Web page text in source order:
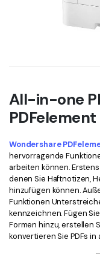
All-in-one
PDFelement
Wondershare
hervorragende
arbeiten können.
denen Sie Haftnotizen,
hinzufügen können.
Funktionen
kennzeichnen. Fügen
Formen hinzu, erstellen
konvertieren Sie PDFs